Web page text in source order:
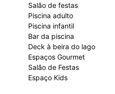
Salão de festas
Piscina adulto
Piscina infantil
Bar da piscina
Deck à beira do lago
Espaços Gourmet
Salão de Festas